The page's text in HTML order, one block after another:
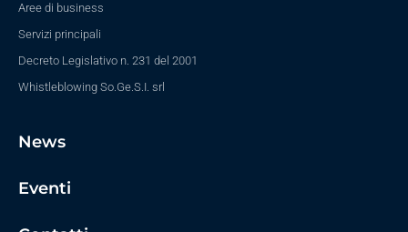
Aree di business
Servizi principali
Decreto Legislativo n. 231 del 2001
Whistleblowing So.Ge.S.I. srl
News
Eventi